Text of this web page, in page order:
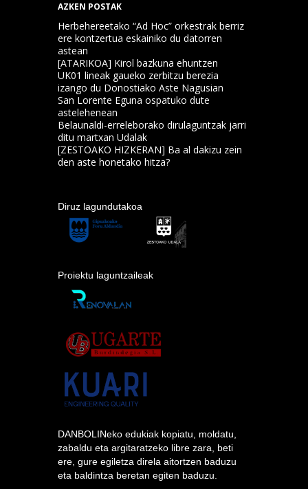
AZKEN POSTAK
Herbehereetako “Ad Hoc” orkestrak berriz
ere kontzertua eskainiko du datorren
astean
[ATARIKOA] Kirol bazkuna ehuntzen
UK01 lineak gaueko zerbitzu berezia
izango du Donostiako Aste Nagusian
San Lorente Eguna ospatuko dute
astelehenean
Belaunaldi-erreleborako dirulaguntzak jarri
ditu martxan Udalak
[ZESTOAKO HIZKERAN] Ba al dakizu zein
den aste honetako hitza?
Diruz lagundutakoa
Proiektu laguntzaileak
DANBOLINeko edukiak kopiatu, moldatu,
zabaldu eta argitaratzeko libre zara, beti
ere, gure egiletza direla aitortzen baduzu
eta baldintza beretan egiten baduzu.